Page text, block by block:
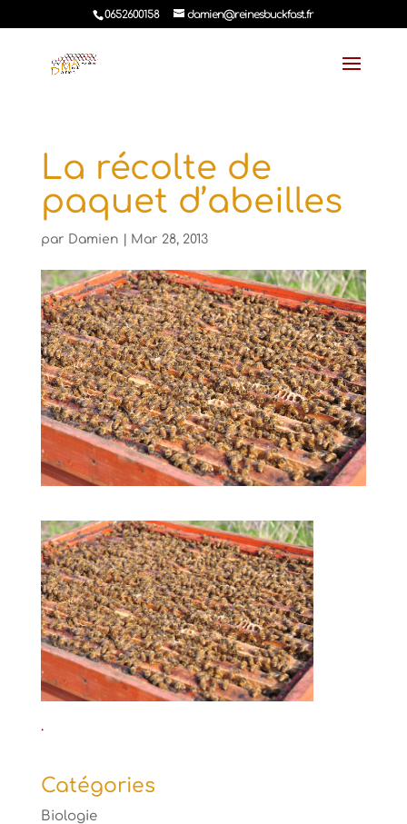
0652600158 damien@reinesbuckfast.fr
La récolte de
paquet d’abeilles
par Damien Mar 28, 2013
.
Catégories
Biologie